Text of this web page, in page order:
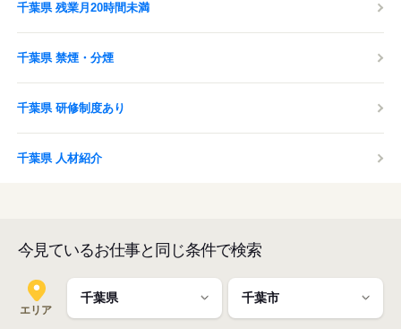
千葉県 残業月20時間未満
千葉県 禁煙・分煙
千葉県 研修制度あり
千葉県 人材紹介
今見ているお仕事と同じ条件で検索
エリア